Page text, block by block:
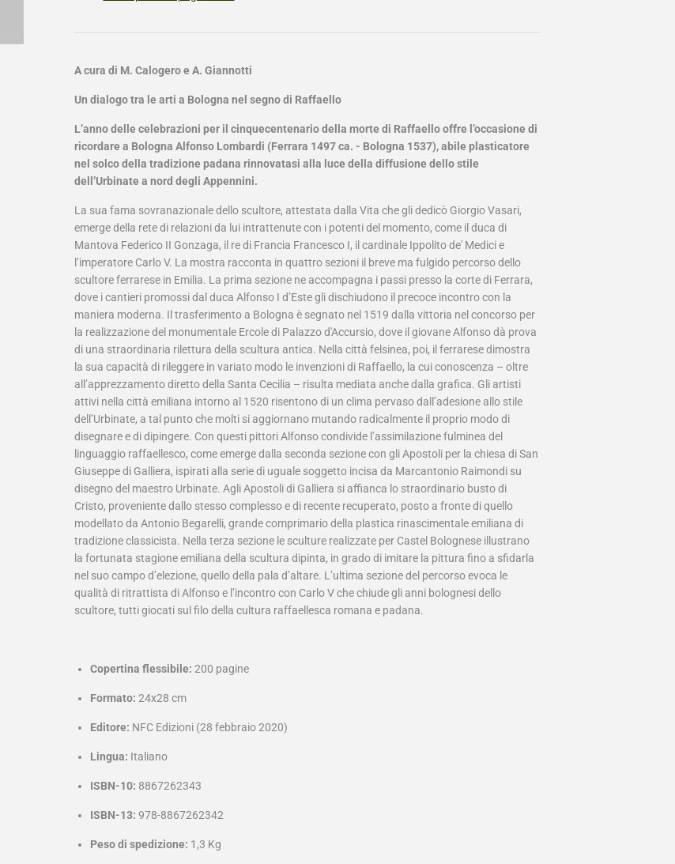
A cura di M. Calogero e A. Giannotti
Un dialogo tra le arti a Bologna nel segno di Raffaello
L’anno delle celebrazioni per il cinquecentenario della morte di Raffaello offre l’occasione di
ricordare a Bologna Alfonso Lombardi (Ferrara 1497 ca. - Bologna 1537), abile plasticatore
nel solco della tradizione padana rinnovatasi alla luce della diffusione dello stile
dell’Urbinate a nord degli Appennini.
La sua fama sovranazionale dello scultore, attestata dalla Vita che gli dedicò Giorgio Vasari,
emerge della rete di relazioni da lui intrattenute con i potenti del momento, come il duca di
Mantova Federico II Gonzaga, il re di Francia Francesco I, il cardinale Ippolito de' Medici e
l’imperatore Carlo V. La mostra racconta in quattro sezioni il breve ma fulgido percorso dello
scultore ferrarese in Emilia. La prima sezione ne accompagna i passi presso la corte di Ferrara,
dove i cantieri promossi dal duca Alfonso I d’Este gli dischiudono il precoce incontro con la
maniera moderna. Il trasferimento a Bologna è segnato nel 1519 dalla vittoria nel concorso per
la realizzazione del monumentale Ercole di Palazzo d'Accursio, dove il giovane Alfonso dà prova
di una straordinaria rilettura della scultura antica. Nella città felsinea, poi, il ferrarese dimostra
la sua capacità di rileggere in variato modo le invenzioni di Raffaello, la cui conoscenza – oltre
all’apprezzamento diretto della Santa Cecilia – risulta mediata anche dalla grafica. Gli artisti
attivi nella città emiliana intorno al 1520 risentono di un clima pervaso dall’adesione allo stile
dell’Urbinate, a tal punto che molti si aggiornano mutando radicalmente il proprio modo di
disegnare e di dipingere. Con questi pittori Alfonso condivide l’assimilazione fulminea del
linguaggio raffaellesco, come emerge dalla seconda sezione con gli Apostoli per la chiesa di San
Giuseppe di Galliera, ispirati alla serie di uguale soggetto incisa da Marcantonio Raimondi su
disegno del maestro Urbinate. Agli Apostoli di Galliera si affianca lo straordinario busto di
Cristo, proveniente dallo stesso complesso e di recente recuperato, posto a fronte di quello
modellato da Antonio Begarelli, grande comprimario della plastica rinascimentale emiliana di
tradizione classicista. Nella terza sezione le sculture realizzate per Castel Bolognese illustrano
la fortunata stagione emiliana della scultura dipinta, in grado di imitare la pittura fino a sfidarla
nel suo campo d’elezione, quello della pala d’altare. L’ultima sezione del percorso evoca le
qualità di ritrattista di Alfonso e l’incontro con Carlo V che chiude gli anni bolognesi dello
scultore, tutti giocati sul filo della cultura raffaellesca romana e padana.
Copertina flessibile: 200 pagine
Formato: 24x28 cm
Editore: NFC Edizioni (28 febbraio 2020)
Lingua: Italiano
ISBN-10: 8867262343
ISBN-13: 978-8867262342
Peso di spedizione: 1,3 Kg